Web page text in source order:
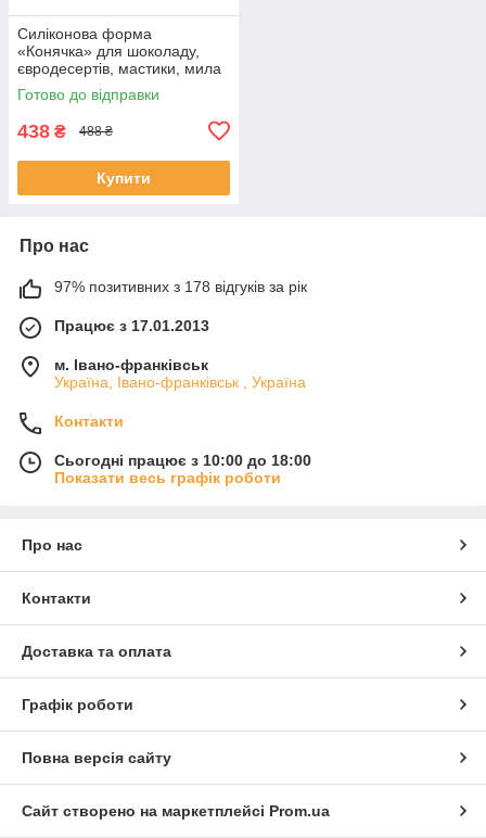
Силіконова форма
«Конячка» для шоколаду,
євродесертів, мастики, мила
(мала )
Готово до відправки
438 ₴ 488 ₴
Купити
Про нас
97% позитивних з 178 відгуків за рік
Працює з 17.01.2013
м. Івано-франківськ
Україна, Івано-франківськ , Україна
Контакти
Сьогодні працює з 10:00 до 18:00
Показати весь графік роботи
Про нас
Контакти
Доставка та оплата
Графік роботи
Повна версія сайту
Сайт створено на маркетплейсі Prom.ua